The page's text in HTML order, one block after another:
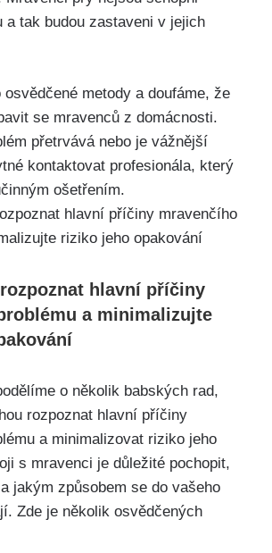
a tak budou zastaveni ‍v jejich
metody a doufáme, že
se mravenců z domácnosti.
přetrvává nebo je ⁢vážnější
kontaktovat profesionála, který
ošetřením.
hlavní příčiny
a minimalizujte⁤
o ‌několik ⁢babských rad,
rozpoznat hlavní příčiny
a ​minimalizovat riziko jeho
s mravenci je důležité pochopit,‍
jakým způsobem se do vašeho
Zde je několik osvědčených